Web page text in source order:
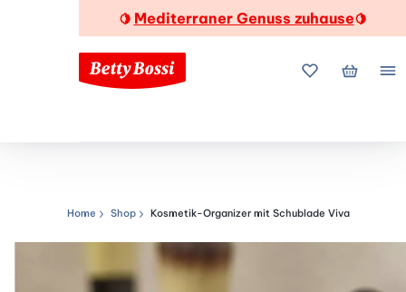
🍋 Mediterraner Genuss zuhause🍋
MeineMein
Navigationspfad
Home Shop Kosmetik-Organizer mit Schublade Viva